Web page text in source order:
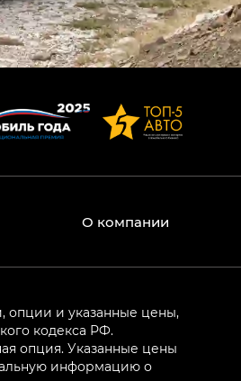
О компании
опции и указанные цены,
кодекса РФ.
опция. Указанные цены
информацию о